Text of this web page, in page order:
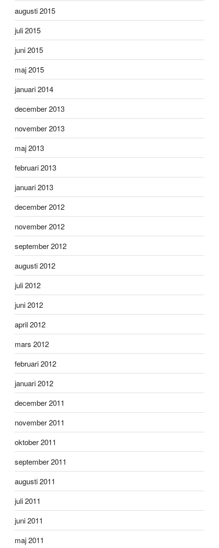
augusti 2015
juli 2015
juni 2015
maj 2015
januari 2014
december 2013
november 2013
maj 2013
februari 2013
januari 2013
december 2012
november 2012
september 2012
augusti 2012
juli 2012
juni 2012
april 2012
mars 2012
februari 2012
januari 2012
december 2011
november 2011
oktober 2011
september 2011
augusti 2011
juli 2011
juni 2011
maj 2011